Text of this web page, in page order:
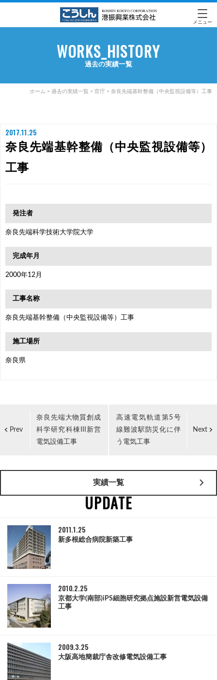
メニュー
WORKS_HISTORY
過去の実績一覧
ホーム > 過去の実績一覧 > 官庁 > 奈良先端基幹整備（中央監視設備等）工事
2017.11.25
奈良先端基幹整備（中央監視設備等）
工事
発注者
奈良先端科学技術大学院大学
完成年月
2000年12月
工事名称
奈良先端基幹整備（中央監視設備等）工事
施工場所
奈良県
Prev
奈良先端大物質創成
科学研究科棟III新営
電気設備工事
Next
高速電気軌道第5号
線難波駅防災化に伴
う電気工事
実績一覧
UPDATE
2011.1.25
新多根総合病院新築工事
2010.2.25
京都大学(南部)iPS細胞研究拠点施設新営電気設備
工事
2009.3.25
大阪高地簡裁庁舎改修電気設備工事